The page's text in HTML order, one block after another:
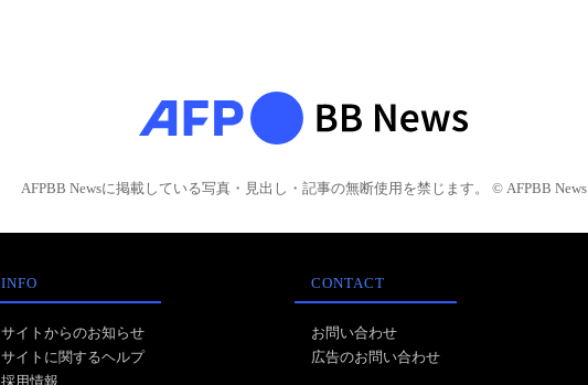
AFPBB Newsに掲載している写真・見出し・記事の無断使用を禁じます。 © AFPBB News
INFO
サイトからのお知らせ
サイトに関するヘルプ
採用情報
CONTACT
お問い合わせ
広告のお問い合わせ